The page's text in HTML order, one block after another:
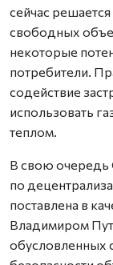
сейчас
свободных
некоторые
потребители.
содействие
использовать
теплом.
В свою очередь
по
поставлена в
Владимиром
обусловленных